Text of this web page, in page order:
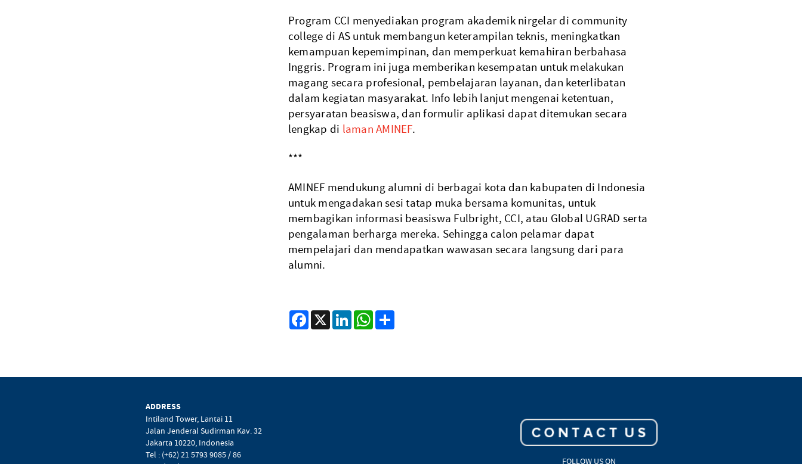
Program CCI menyediakan program akademik nirgelar di community
college di AS untuk membangun keterampilan teknis, meningkatkan
kemampuan kepemimpinan, dan memperkuat kemahiran berbahasa
Inggris. Program ini juga memberikan kesempatan untuk melakukan
magang secara profesional, pembelajaran layanan, dan keterlibatan
dalam kegiatan masyarakat. Info lebih lanjut mengenai ketentuan,
persyaratan beasiswa, dan formulir aplikasi dapat ditemukan secara
lengkap di laman AMINEF.
***
AMINEF mendukung alumni di berbagai kota dan kabupaten di Indonesia
untuk mengadakan sesi tatap muka bersama komunitas, untuk
membagikan informasi beasiswa Fulbright, CCI, atau Global UGRAD serta
pengalaman berharga mereka. Sehingga calon pelamar dapat
mempelajari dan mendapatkan wawasan secara langsung dari para
alumni.
Facebook
X LinkedInWhatsApp
Share
ADDRESS
Intiland Tower, Lantai 11
Jalan Jenderal Sudirman Kav. 32
Jakarta 10220, Indonesia
Tel : (+62) 21 5793 9085 / 86
FOLLOW US ON